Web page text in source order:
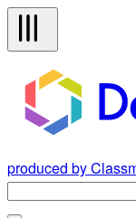
produced by